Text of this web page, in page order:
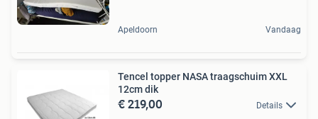
Apeldoorn Vandaag
Tencel topper NASA traagschuim XXL
12cm dik
€ 219,00 Details